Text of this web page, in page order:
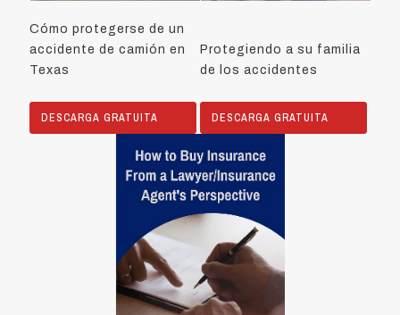
Cómo protegerse de un
accidente de camión en
Texas
DESCARGA GRATUITA
Protegiendo a su familia
de los accidentes
DESCARGA GRATUITA